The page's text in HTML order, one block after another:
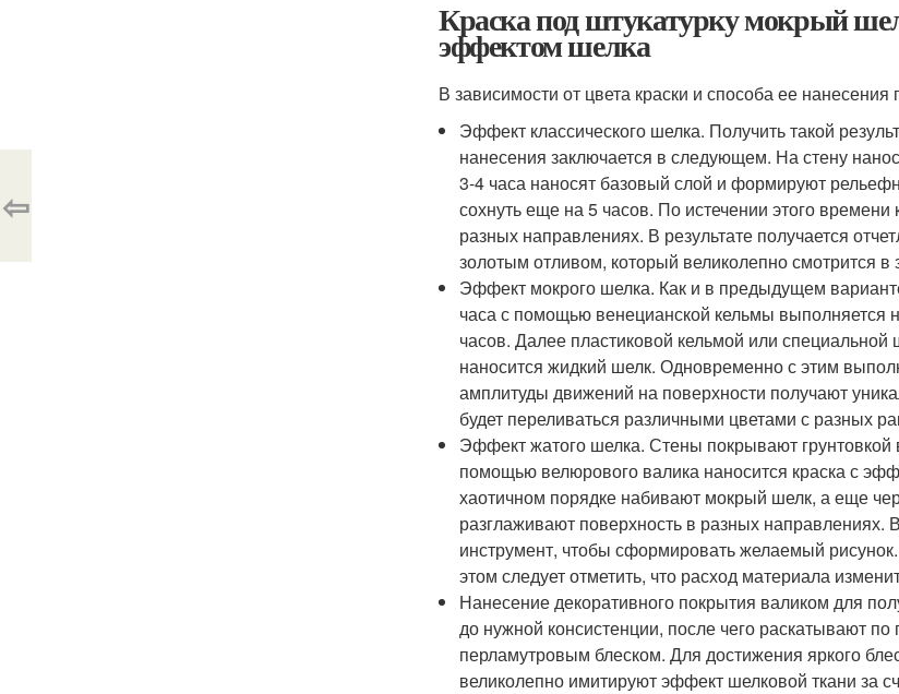
Краска под штукатурку мокрый
эффектом шелка
В зависимости от цвета краски и способа ее нанесения
Эффект классического шелка. Получить такой
нанесения заключается в следующем. На стену
3-4 часа наносят базовый слой и формируют
сохнуть еще на 5 часов. По истечении этого
разных направлениях. В результате получается
золотым отливом, который великолепно смотрится в
Эффект мокрого шелка. Как и в предыдущем
часа с помощью венецианской кельмы выполняется
часов. Далее пластиковой кельмой или
наносится жидкий шелк. Одновременно с этим
амплитуды движений на поверхности получают
будет переливаться различными цветами с разных
Эффект жатого шелка. Стены покрывают
помощью велюрового валика наносится краска с
хаотичном порядке набивают мокрый шелк, а еще
разглаживают поверхность в разных
инструмент, чтобы сформировать желаемый
этом следует отметить, что расход материала
Нанесение декоративного покрытия валиком для
до нужной консистенции, после чего раскатывают
перламутровым блеском. Для достижения яркого
великолепно имитируют эффект шелковой ткани за
⇦